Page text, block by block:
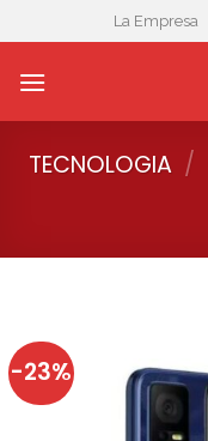
to
content
La Empresa
TECNOLOGIA /
-23%